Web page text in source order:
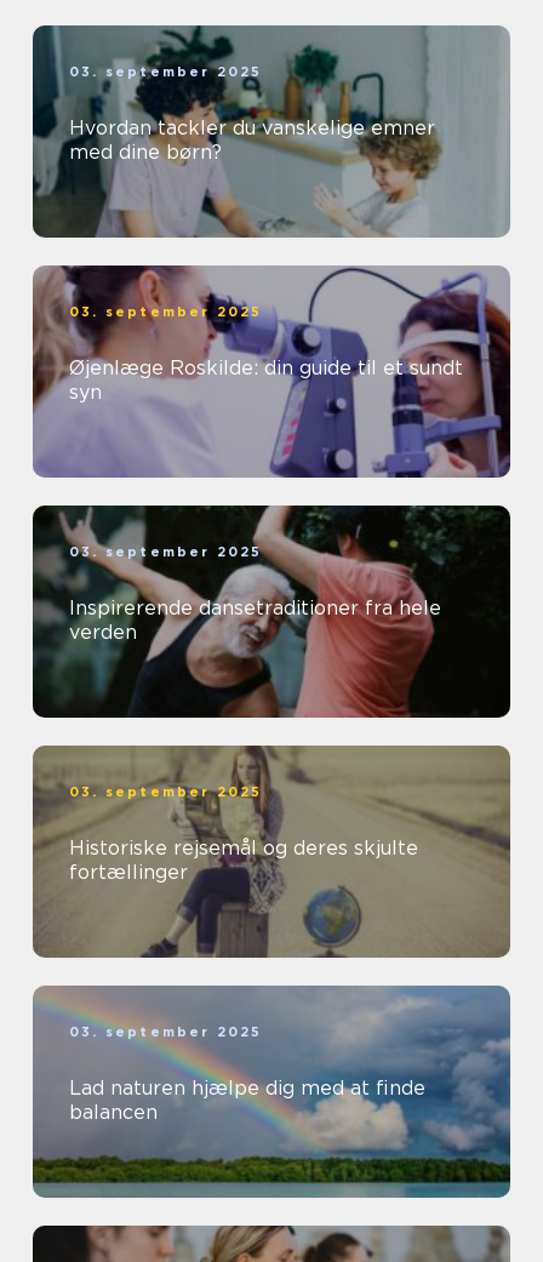
03. september 2025
Hvordan tackler du vanskelige emner
med dine børn?
03. september 2025
Øjenlæge Roskilde: din guide til et sundt
syn
03. september 2025
Inspirerende dansetraditioner fra hele
verden
03. september 2025
Historiske rejsemål og deres skjulte
fortællinger
03. september 2025
Lad naturen hjælpe dig med at finde
balancen